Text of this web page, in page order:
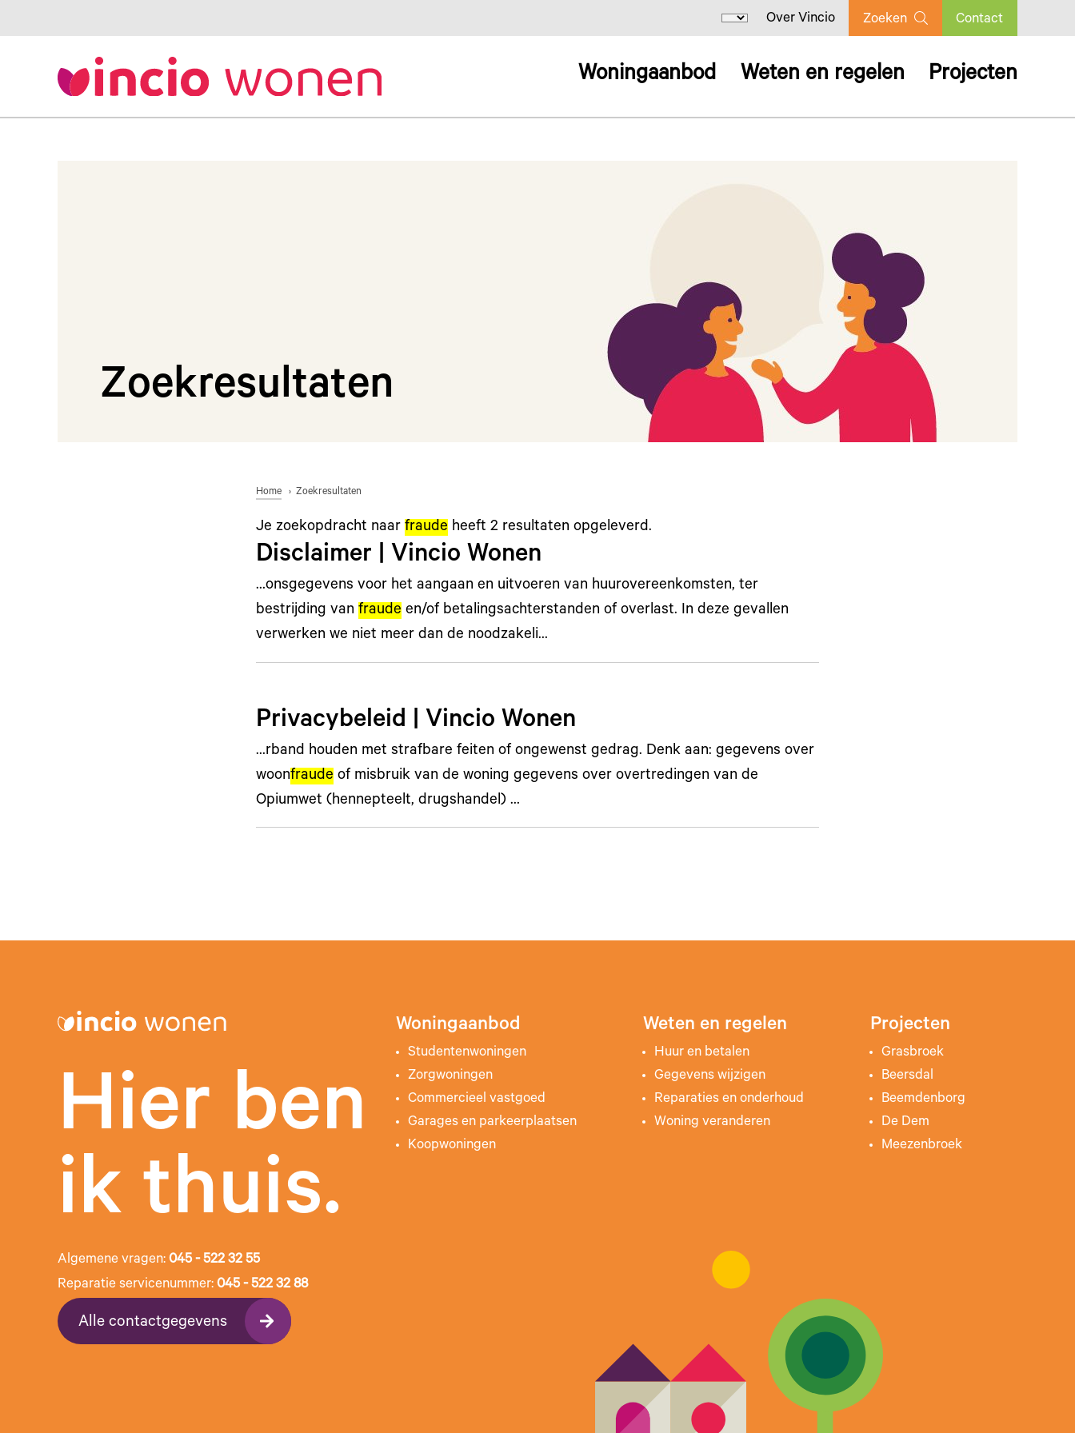
Over Vincio Zoeken Contact
Woningaanbod Weten en regelen Projecten
Zoekresultaten
Home Zoekresultaten
Je zoekopdracht naar fraude heeft 2 resultaten opgeleverd.
Disclaimer | Vincio Wonen
…onsgegevens voor het aangaan en uitvoeren van huurovereenkomsten, ter
bestrijding van fraude en/of betalingsachterstanden of overlast. In deze gevallen
verwerken we niet meer dan de noodzakeli…
Privacybeleid | Vincio Wonen
…rband houden met strafbare feiten of ongewenst gedrag. Denk aan: gegevens over
woonfraude of misbruik van de woning gegevens over overtredingen van de
Opiumwet (hennepteelt, drugshandel) …
Hier ben
ik thuis.
Algemene vragen: 045 - 522 32 55
Reparatie servicenummer: 045 - 522 32 88
Alle contactgegevens
Woningaanbod
Studentenwoningen
Zorgwoningen
Commercieel vastgoed
Garages en parkeerplaatsen
Koopwoningen
Weten en regelen
Huur en betalen
Gegevens wijzigen
Reparaties en onderhoud
Woning veranderen
Projecten
Grasbroek
Beersdal
Beemdenborg
De Dem
Meezenbroek